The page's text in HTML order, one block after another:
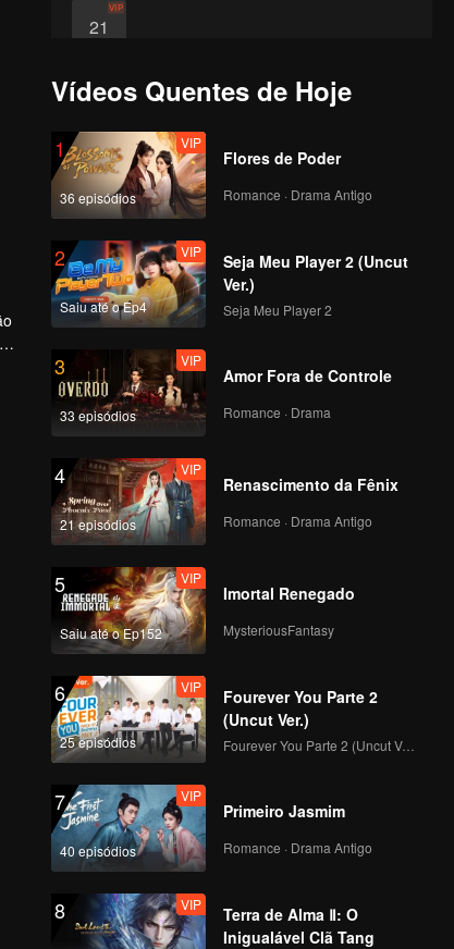
21
VIP
Vídeos Quentes de Hoje
1
36 episódios
VIP
Flores de Poder
Romance · Drama Antigo
2
Saiu até o Ep4
VIP
Seja Meu Player 2 (Uncut
Ver.)
Seja Meu Player 2
3
33 episódios
VIP
Amor Fora de Controle
Romance · Drama
4
21 episódios
VIP
Renascimento da Fênix
Romance · Drama Antigo
5
Saiu até o Ep152
VIP
Imortal Renegado
MysteriousFantasy
6
25 episódios
VIP
Fourever You Parte 2
(Uncut Ver.)
Fourever You Parte 2 (Uncut Ver.)
7
40 episódios
VIP
Primeiro Jasmim
Romance · Drama Antigo
8 VIP
Terra de Alma Ⅱ: O
Inigualável Clã Tang